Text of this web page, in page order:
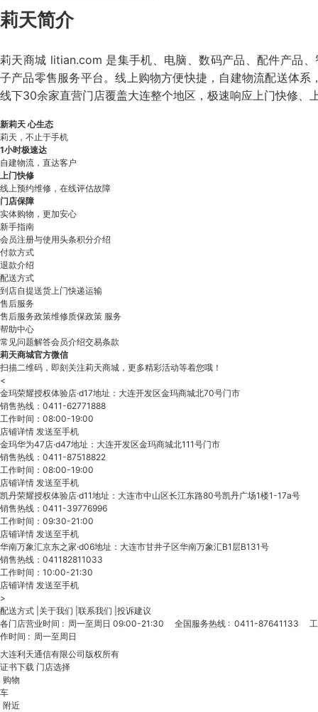
莉天简介
莉天商城 litian.com 是集手机、电脑、数码产品、配件产品
子产品零售服务平台。线上购物方便快捷，自建物流配送体系
线下30余家直营门店覆盖大连整个地区，极速响应上门快修、
新莉天 心生态
莉天，不止于手机
1小时极速达
自建物流，直达客户
上门快修
线上预约维修，在线评估故障
门店保障
实体购物，更加安心
新手指南
会员注册与使用头条积分介绍
付款方式
退款介绍
配送方式
到店自提送货上门快递运输
售后服务
售后服务政策维修质保政策 服务
帮助中心
常见问题解答会员介绍交易条款
莉天商城官方微信
扫描二维码，即刻关注莉天商城，更多精彩活动等着您哦！
<
金玛荣耀授权体验店·d17地址：大连开发区金玛商城北70号门市
销售热线：0411-62771888
工作时间：08:00-19:00
店铺详情 发送至手机
金玛华为47店·d47地址：大连开发区金玛商城北111号门市
销售热线：0411-87518822
工作时间：08:00-19:00
店铺详情 发送至手机
凯丹荣耀授权体验店·d11地址：大连市中山区长江东路80号凯丹广场1楼1-17a号
销售热线：0411-39776996
工作时间：09:30-21:00
店铺详情 发送至手机
华南万象汇京东之家·d06地址：大连市甘井子区华南万象汇B1层B131号
销售热线：041182811033
工作时间：10:00-21:30
店铺详情 发送至手机
>
配送方式 关于我们 联系我们 投诉建议
各门店营业时间 : 周一至周日 09:00-21:30 全国服务热线 : 0411-87641133
工
作时间 : 周一至周日
大连利天通信有限公司版权所有
证书下载 门店选择
购物
车
附近